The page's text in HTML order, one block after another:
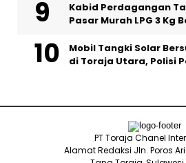
Kabid Perdagangan
Pasar Murah LPG 3 Kg
Mobil Tangki Solar
di Toraja Utara, Polisi
PT Toraja Chanel
Alamat Redaksi Jln. Poros